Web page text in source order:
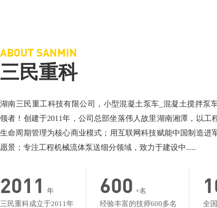
ABOUT SANMIN
三民重科
湖南三民重工科技有限公司，小型混凝土泵车_混凝土搅拌泵
领者！创建于2011年，公司总部坐落伟人故里湖南湘潭，以工
生命周期管理为核心商业模式；用互联网科技赋能中国制造进
愿景；专注工程机械流体泵送细分领域，致力于建设中.....
2011 年
三民重科成立于2011年 600 +名
经验丰富的技师600多名 全